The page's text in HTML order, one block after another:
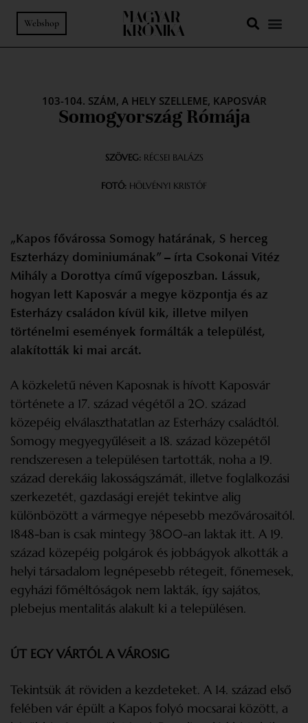
Webshop
103-104. SZÁM, A HELY SZELLEME, KAPOSVÁR
Somogyország Rómája
SZÖVEG:RÉCSEI BALÁZS
FOTÓ: HÖLVÉNYI KRISTÓF
„Kapos fővárossa Somogy határának, S herceg
Eszterházy dominiumának” – írta Csokonai Vitéz
Mihály a Dorottya című vígeposzban. Lássuk,
hogyan lett Kaposvár a megye központja és az
Esterházy családon kívül kik, illetve milyen
történelmi események formálták a települést,
alakították ki mai arcát.
A közkeletű néven Kaposnak is hívott Kaposvár
története a 17. század végétől a 20. század
közepéig elválaszthatatlan az Esterházy családtól.
Somogy megyegyűléseit a 18. század közepétől
rendszeresen a településen tartották, noha a 19.
század derekáig lakosságszámát, illetve foglalkozási
szerkezetét, gazdasági erejét tekintve alig
különbözött a vármegye népesebb mezővárosaitól.
1848-ban is csak mintegy 3800-an laktak itt. A 19.
század közepéig polgárok és jobbágyok alkották a
helyi társadalom legnépesebb rétegeit, főnemesek,
egyházi főméltóságok nem lakták, így sajátos,
plebejus mentalitás alakult ki a településen.
ÚT EGY VÁRTÓL A VÁROSIG
Tekintsük át röviden a kezdeteket. A 14. század első
felében vár épült a Kapos folyó mocsarai között, a